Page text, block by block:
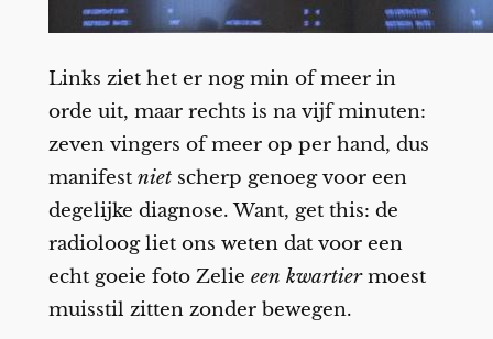
Links ziet het er nog min of meer in
orde uit, maar rechts is na vijf minuten:
zeven vingers of meer op per hand, dus
manifest nietscherp genoeg voor een
degelijke diagnose. Want, get this: de
radioloog liet ons weten dat voor een
echt goeie foto Zelie een kwartiermoest
muisstil zitten zonder bewegen.